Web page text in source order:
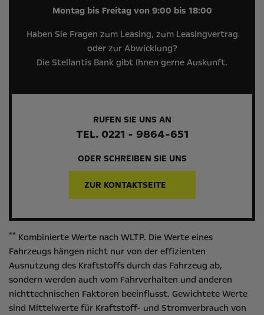
Montag bis Freitag von 9:00 bis 18:00
Haben Sie Fragen zum Leasing, zum Leasingvertrag
oder zur Abwicklung?
Die Stellantis Bank gibt Ihnen gerne Auskunft.
RUFEN SIE UNS AN
TEL. 0221 - 9864-651
ODER SCHREIBEN SIE UNS
ZUR KONTAKTSEITE
** Kombinierte Werte nach WLTP. Die Werte eines
Fahrzeugs hängen nicht nur von der effizienten
Ausnutzung des Kraftstoffs durch das Fahrzeug ab,
sondern werden auch vom Fahrverhalten und anderen
nichttechnischen Faktoren beeinflusst. Gewichtete Werte
sind Mittelwerte für Kraftstoff- und Stromverbrauch von